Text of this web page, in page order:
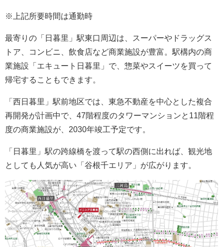
※上記所要時間は通勤時
最寄りの「日暮里」駅東口周辺は、スーパーやドラッグス
トア、コンビニ、飲食店など商業施設が豊富。駅構内の商
業施設「エキュート日暮里」で、惣菜やスイーツを買って
帰宅することもできます。
「西日暮里」駅前地区では、東急不動産を中心とした複合
再開発が計画中で、47階程度のタワーマンションと11階程
度の商業施設が、2030年竣工予定です。
「日暮里」駅の跨線橋を渡って駅の西側に出れば、観光地
としても人気が高い「谷根千エリア」が広がります。